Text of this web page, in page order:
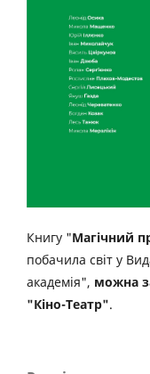
Книгу "Магічний
побачила світ у
академія", можна
"Кіно-Театр".